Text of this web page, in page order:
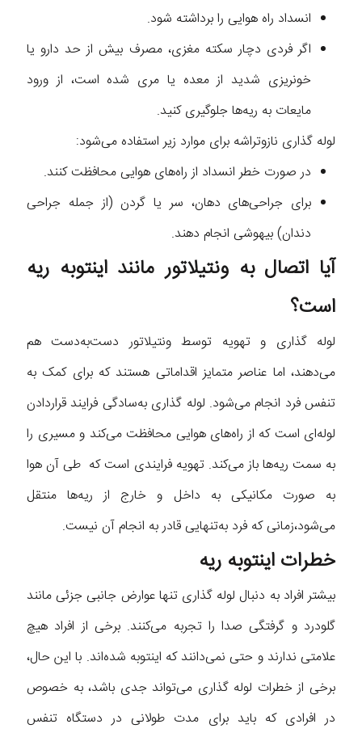
انسداد راه هوایی را برداشته شود.
اگر فردی دچار سکته مغزی، مصرف بیش از حد دارو یا
خونریزی شدید از معده یا مری شده است، از ورود
مایعات به ریه‌ها جلوگیری کنید.
لوله گذاری نازوتراشه برای موارد زیر استفاده می‌شود:
در صورت خطر انسداد از راه‌های هوایی محافظت کنند.
برای جراحی‌های دهان، سر یا گردن (از جمله جراحی
دندان) بیهوشی انجام دهند.
آیا اتصال به ونتیلاتور مانند اینتوبه ریه
است؟
لوله گذاری و تهویه توسط ونتیلاتور دست‌به‌دست هم
می‌دهند، اما عناصر متمایز اقداماتی هستند که برای کمک به
تنفس فرد انجام می‌شود. لوله گذاری به‌سادگی فرایند قراردادن
لوله‌ای است که از راه‌های هوایی محافظت می‌کند و مسیری را
به سمت ریه‌ها باز می‌کند. تهویه فرایندی است که طی آن هوا
به صورت مکانیکی به داخل و خارج از ریه‌ها منتقل
می‌شود،زمانی که فرد به‌تنهایی قادر به انجام آن نیست.
خطرات اینتوبه ریه
بیشتر افراد به دنبال لوله گذاری تنها عوارض جانبی جزئی مانند
گلودرد و گرفتگی صدا را تجربه می‌کنند. برخی از افراد هیچ
علامتی ندارند و حتی نمی‌دانند که اینتوبه شده‌اند. با این حال،
برخی از خطرات لوله گذاری می‌تواند جدی باشد، به خصوص
در افرادی که باید برای مدت طولانی در دستگاه تنفس